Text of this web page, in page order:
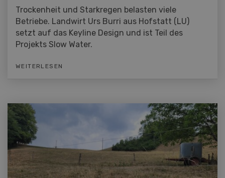
Trockenheit und Starkregen belasten viele
Betriebe. Landwirt Urs Burri aus Hofstatt (LU)
setzt auf das Keyline Design und ist Teil des
Projekts Slow Water.
WEITERLESEN